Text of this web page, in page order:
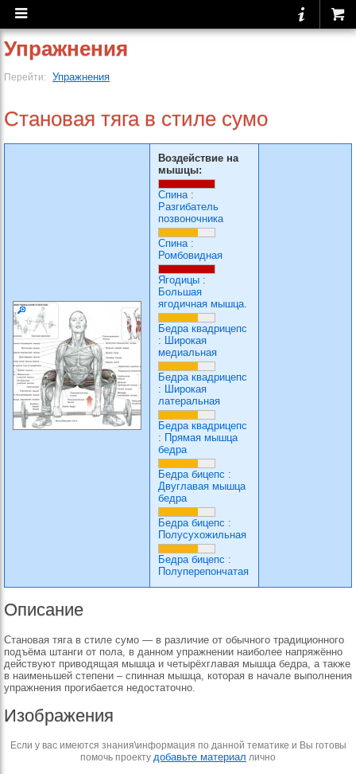
Упражнения
Перейти: Упражнения
Становая тяга в стиле сумо
Воздействие на
мышцы:
Спина:
Разгибатель
позвоночника
Спина:
Ромбовидная
Ягодицы :
Большая
ягодичная мышца.
Бедра квадрицепс
: Широкая
медиальная
Бедра квадрицепс
: Широкая
латеральная
Бедра квадрицепс
: Прямая мышца
бедра
Бедра бицепс :
Двуглавая мышца
бедра
Бедра бицепс :
Полусухожильная
Бедра бицепс :
Полуперепончатая
Описание
Становая тяга в стиле сумо — в различие от обычного традиционного
подъёма штанги от пола, в данном упражнении наиболее напряжённо
действуют приводящая мышца и четырёхглавая мышца бедра, а также
в наименьшей степени – спинная мышца, которая в начале выполнения
упражнения прогибается недостаточно.
Изображения
Если у вас имеются знания\информация по данной тематике и Вы готовы
помочь проекту добавьте материал лично